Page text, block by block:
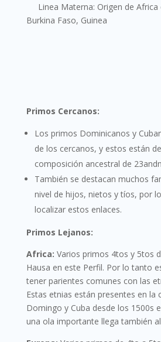
Linea Materna: Origen de
Burkina Faso, Guinea
Primos Cercanos:
Los primos Dominicanos y
de los cercanos, y estos están
composición ancestral de
También se destacan muchos
nivel de hijos, nietos y tíos, por
localizar estos enlaces.
Primos Lejanos:
Africa: Varios primos 4tos y 5tos
Hausa en este Perfil. Por lo tanto
tener parientes comunes con las
Estas etnias están presentes en la
Domingo y Cuba desde los 1500s
una ola importante llega también